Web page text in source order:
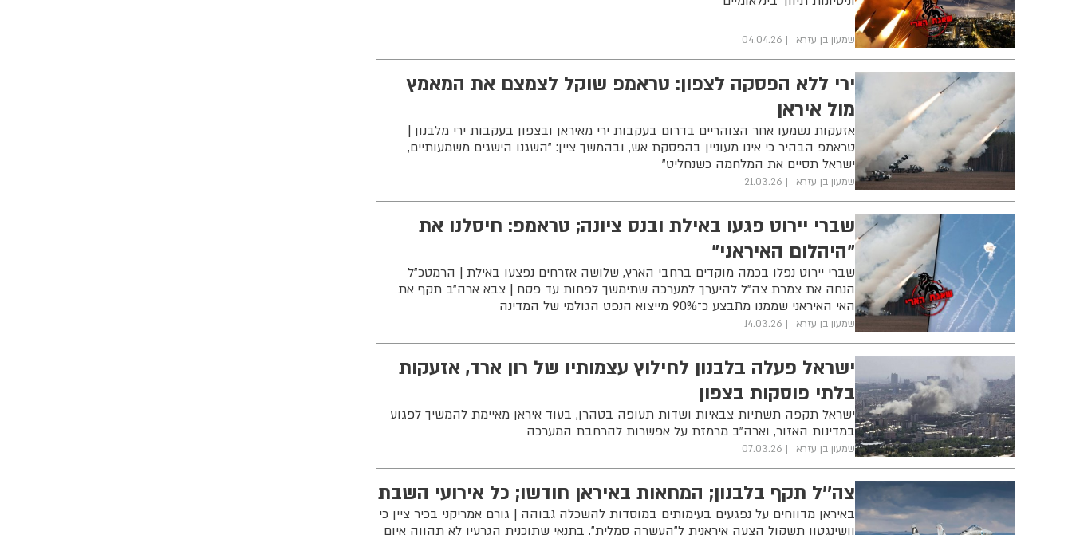
שמעון בן עזרא 04.04.26
ירי ללא הפסקה לצפון: טראמפ שוקל לצמצם את המאמץ
מול איראן
אזעקות נשמעו אחר הצוהריים בדרום בעקבות ירי מאיראן ובצפון בעקבות ירי מלבנון |
טראמפ הבהיר כי אינו מעוניין בהפסקת אש, ובהמשך ציין: "השגנו הישגים משמעותיים,
ישראל תסיים את המלחמה כשנחליט"
שמעון בן עזרא 21.03.26
שברי יירוט פגעו באילת ובנס ציונה; טראמפ: חיסלנו את
"היהלום האיראני"
שברי יירוט נפלו בכמה מוקדים ברחבי הארץ, שלושה אזרחים נפצעו באילת | הרמטכ״ל
הנחה את צמרת צה״ל להיערך למערכה שתימשך לפחות עד פסח | צבא ארה״ב תקף את
האי האיראני שממנו מתבצע כ־90% מייצוא הנפט הגולמי של המדינה
שמעון בן עזרא 14.03.26
ישראל פעלה בלבנון לחילוץ עצמותיו של רון ארד, אזעקות
בלתי פוסקות בצפון
ישראל תקפה תשתיות צבאיות ושדות תעופה בטהרן, בעוד איראן מאיימת להמשיך לפגוע
במדינות האזור, וארה״ב מרמזת על אפשרות להרחבת המערכה
שמעון בן עזרא 07.03.26
צה''ל תקף בלבנון; המחאות באיראן חודשו; כל אירועי השבת
באיראן מדווחים על נפגעים בעימותים במוסדות להשכלה גבוהה | גורם אמריקני בכיר ציין כי
וושינגטון תשקול הצעה איראנית ל"העשרה סמלית", בתנאי שתוכנית הגרעין לא תהווה איום